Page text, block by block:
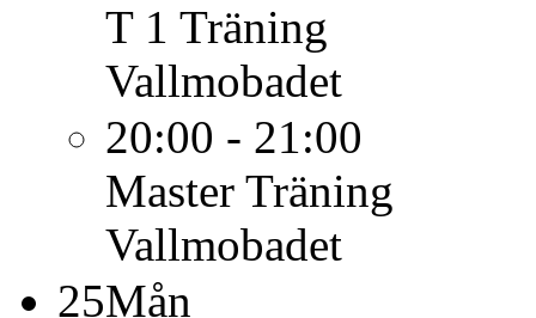
T 1 Träning
Vallmobadet
20:00 - 21:00
Master Träning
Vallmobadet
25Mån